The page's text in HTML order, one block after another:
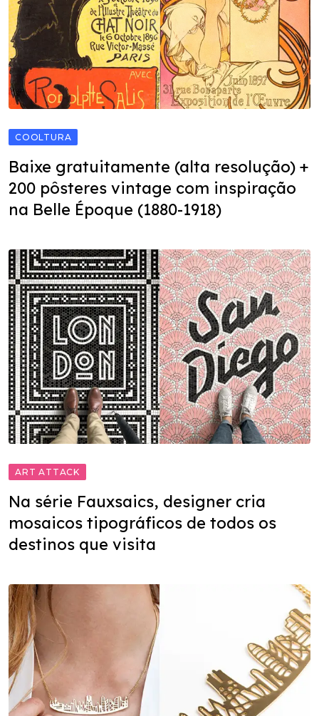
COOLTURA
Baixe gratuitamente (alta resolução) +
200 pôsteres vintage com inspiração
na Belle Époque (1880-1918)
ART ATTACK
Na série Fauxsaics, designer cria
mosaicos tipográficos de todos os
destinos que visita